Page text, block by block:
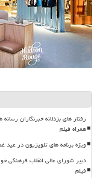
رفتار های بزدلانه خبرنگاران
همراه فیلم
ویژه برنامه های تلویزیون در عید
دبیر شورای عالی انقلاب فرهنگی
فیلم